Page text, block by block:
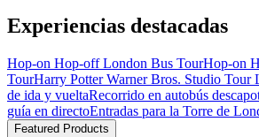
Experiencias destacadas
Hop-on Hop-off London Bus TourHop-on
TourHarry Potter Warner Bros. Studio Tour
de ida y vueltaRecorrido en autobús
guía en directoEntradas para la Torre de
Featured Products